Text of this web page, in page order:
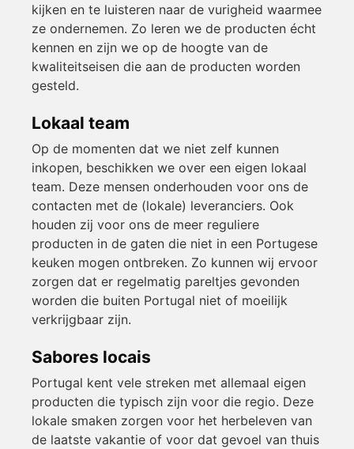
kijken en te luisteren naar de vurigheid waarmee
ze ondernemen. Zo leren we de producten écht
kennen en zijn we op de hoogte van de
kwaliteitseisen die aan de producten worden
gesteld.
Lokaal team
Op de momenten dat we niet zelf kunnen
inkopen, beschikken we over een eigen lokaal
team. Deze mensen onderhouden voor ons de
contacten met de (lokale) leveranciers. Ook
houden zij voor ons de meer reguliere
producten in de gaten die niet in een Portugese
keuken mogen ontbreken. Zo kunnen wij ervoor
zorgen dat er regelmatig pareltjes gevonden
worden die buiten Portugal niet of moeilijk
verkrijgbaar zijn.
Sabores locais
Portugal kent vele streken met allemaal eigen
producten die typisch zijn voor die regio. Deze
lokale smaken zorgen voor het herbeleven van
de laatste vakantie of voor dat gevoel van thuis